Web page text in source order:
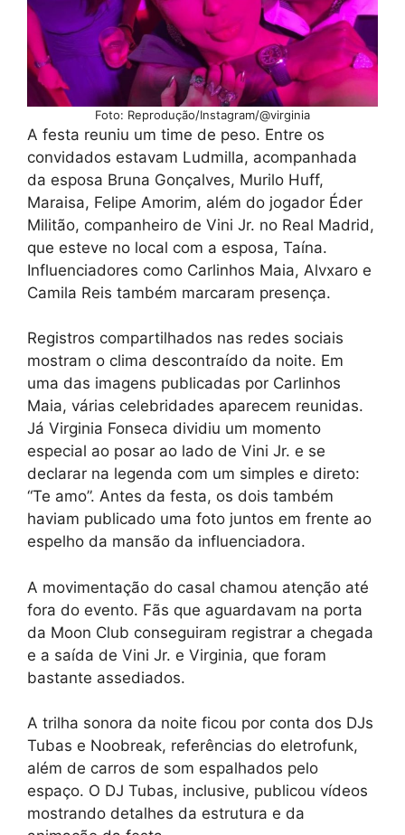
Foto: Reprodução/Instagram/@virginia
A festa reuniu um time de peso. Entre os
convidados estavam Ludmilla, acompanhada
da esposa Bruna Gonçalves, Murilo Huff,
Maraisa, Felipe Amorim, além do jogador Éder
Militão, companheiro de Vini Jr. no Real Madrid,
que esteve no local com a esposa, Taína.
Influenciadores como Carlinhos Maia, Alvxaro e
Camila Reis também marcaram presença.
Registros compartilhados nas redes sociais
mostram o clima descontraído da noite. Em
uma das imagens publicadas por Carlinhos
Maia, várias celebridades aparecem reunidas.
Já Virginia Fonseca dividiu um momento
especial ao posar ao lado de Vini Jr. e se
declarar na legenda com um simples e direto:
“Te amo”. Antes da festa, os dois também
haviam publicado uma foto juntos em frente ao
espelho da mansão da influenciadora.
A movimentação do casal chamou atenção até
fora do evento. Fãs que aguardavam na porta
da Moon Club conseguiram registrar a chegada
e a saída de Vini Jr. e Virginia, que foram
bastante assediados.
A trilha sonora da noite ficou por conta dos DJs
Tubas e Noobreak, referências do eletrofunk,
além de carros de som espalhados pelo
espaço. O DJ Tubas, inclusive, publicou vídeos
mostrando detalhes da estrutura e da